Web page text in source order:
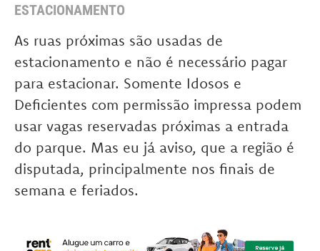
ESTACIONAMENTO
As ruas próximas são usadas de
estacionamento e não é necessário pagar
para estacionar. Somente Idosos e
Deficientes com permissão impressa podem
usar vagas reservadas próximas a entrada
do parque. Mas eu já aviso, que a região é
disputada, principalmente nos finais de
semana e feriados.